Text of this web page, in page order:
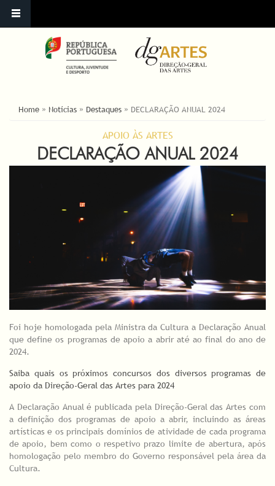
YOU ARE HERE
Home » Notícias » Destaques » DECLARAÇÃO ANUAL 2024
APOIO ÀS ARTES
DECLARAÇÃO ANUAL 2024
Foi hoje homologada pela Ministra da Cultura a Declaração Anual
que define os programas de apoio a abrir até ao final do ano de
2024.
Saiba quais os próximos concursos dos diversos programas de
apoio da Direção-Geral das Artes para 2024
A Declaração Anual é publicada pela Direção-Geral das Artes com
a definição dos programas de apoio a abrir, incluindo as áreas
artísticas e os principais domínios de atividade de cada programa
de apoio, bem como o respetivo prazo limite de abertura, após
homologação pelo membro do Governo responsável pela área da
Cultura.